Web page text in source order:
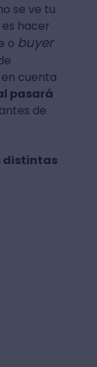
se ve tu
hacer
o buyer
cuenta
pasará
antes de
distintas